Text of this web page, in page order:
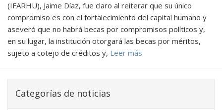
(IFARHU), Jaime Díaz, fue claro al reiterar que su único
compromiso es con el fortalecimiento del capital humano y
aseveró que no habrá becas por compromisos políticos y,
en su lugar, la institución otorgará las becas por méritos,
sujeto a cotejo de créditos y, Leer más
Categorías de noticias